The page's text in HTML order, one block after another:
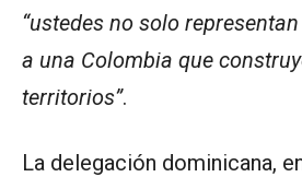
“ustedes no solo
a una Colombia que
territorios”.
La delegación dominicana,